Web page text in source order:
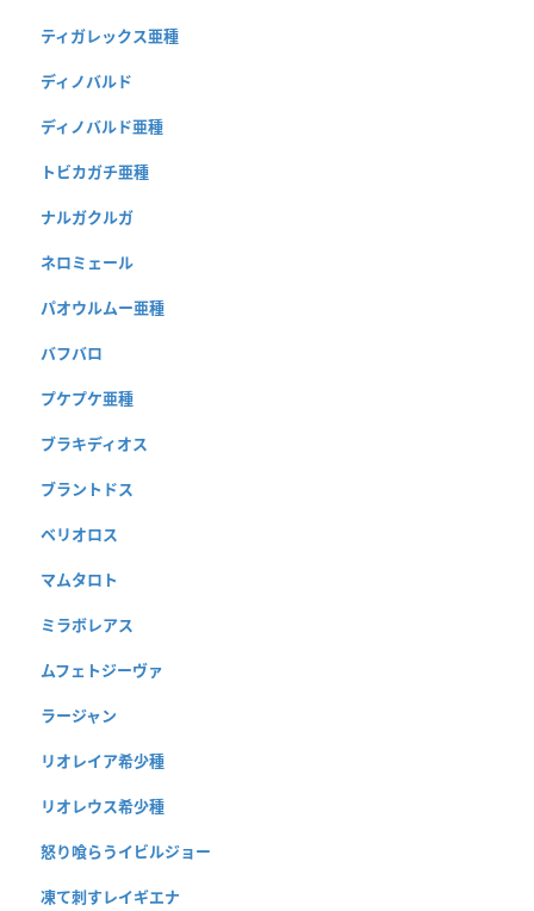
ティガレックス亜種
ディノバルド
ディノバルド亜種
トビカガチ亜種
ナルガクルガ
ネロミェール
パオウルムー亜種
バフバロ
プケプケ亜種
ブラキディオス
ブラントドス
ベリオロス
マムタロト
ミラボレアス
ムフェトジーヴァ
ラージャン
リオレイア希少種
リオレウス希少種
怒り喰らうイビルジョー
凍て刺すレイギエナ